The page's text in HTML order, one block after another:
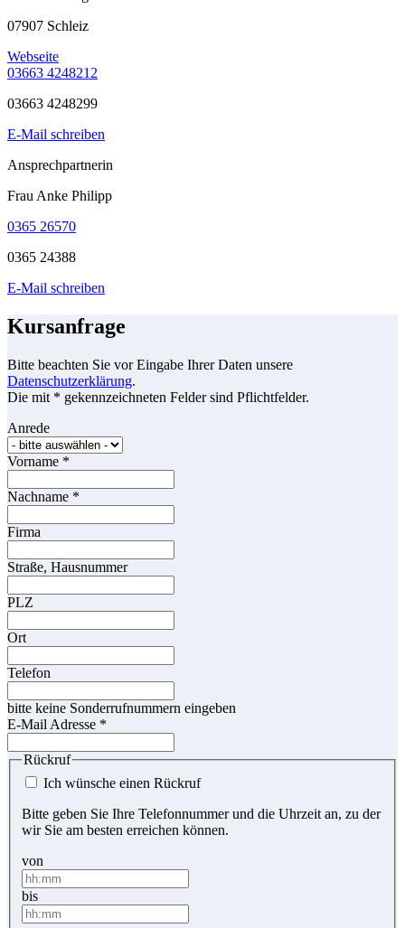
07907 Schleiz
Webseite
03663 4248212
03663 4248299
E-Mail schreiben
Ansprechpartnerin
Frau Anke Philipp
0365 26570
0365 24388
E-Mail schreiben
Kursanfrage
Bitte beachten Sie vor Eingabe Ihrer Daten unsere
Datenschutzerklärung.
Die mit * gekennzeichneten Felder sind Pflichtfelder.
Anrede
Vorname *
Nachname *
Firma
Straße, Hausnummer
PLZ
Ort
Telefon
bitte keine Sonderrufnummern eingeben
E-Mail Adresse *
Rückruf
Ich wünsche einen Rückruf
Bitte geben Sie Ihre Telefonnummer und die Uhrzeit an, zu der
wir Sie am besten erreichen können.
von
bis